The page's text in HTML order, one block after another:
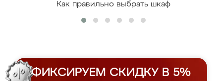
Как правильно выбрать шкаф
ФИКСИРУЕМ СКИДКУ В 5%